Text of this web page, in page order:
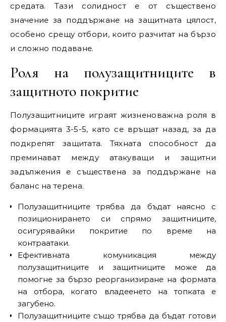
средата. Тази солидност е от съществено
значение за поддържане на защитната цялост,
особено срещу отбори, които разчитат на бързо
и сложно подаване.
Роля на полузащитниците в
защитното покритие
Полузащитниците играят жизненоважна роля в
формацията 3-5-5, като се връщат назад, за да
подкрепят защитата. Тяхната способност да
преминават между атакуващи и защитни
задължения е съществена за поддържане на
баланс на терена.
Полузащитниците трябва да бъдат наясно с
позиционирането си спрямо защитниците,
осигурявайки покритие по време на
контраатаки.
Ефективната комуникация между
полузащитниците и защитниците може да
помогне за бързо реорганизиране на формата
на отбора, когато владеенето на топката е
загубено.
Полузащитниците също трябва да бъдат готови